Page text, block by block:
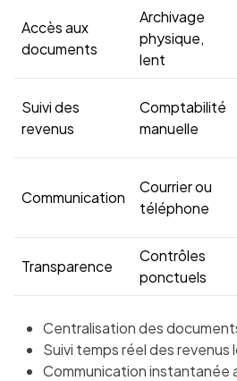
Accès aux
documents
Archivage
physique,
lent
Suivi des
revenus
Comptabilité
manuelle
Communication
Courrier ou
téléphone
Transparence
Contrôles
ponctuels
Centralisation des
Suivi temps réel des revenus
Communication instantanée